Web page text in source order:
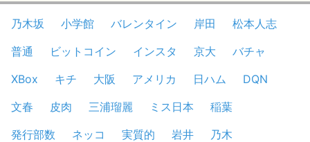
乃木坂 小学館 バレンタイン 岸田
松本人志
普通
ビットコイン インスタ 京大
バチャ
XBox
キチ 大阪 アメリカ 日ハム
DQN
文春
皮肉 三浦瑠麗 ミス日本
稲葉
発行部数
ネッコ 実質的 岩井
乃木